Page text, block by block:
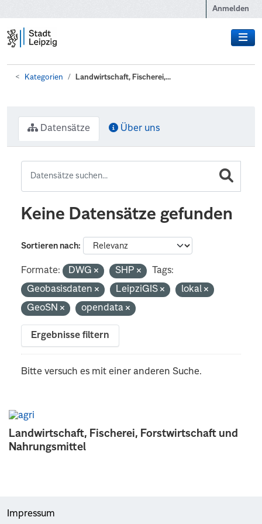
Anmelden
Kategorien Landwirtschaft, Fischerei,...
Landwirtschaft, Fischerei, Forstwirtschaft und
Nahrungsmittel
Datensätze Über uns
Keine Datensätze gefunden
Sortieren nach
Formate: DWG SHP
Tags:
Geobasisdaten
LeipziGIS
lokal
GeoSN
opendata
Ergebnisse filtern
Bitte versuch es mit einer anderen Suche.
Impressum